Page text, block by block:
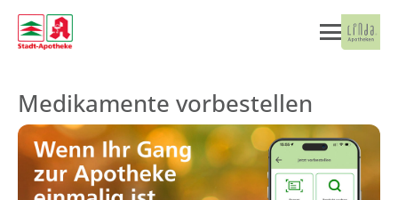
Medikamente vorbestellen